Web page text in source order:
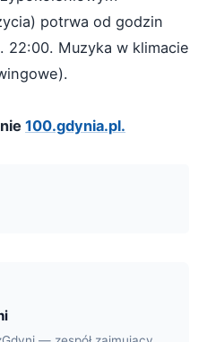
potrwa od godzin
22:00. Muzyka w klimacie
100.gdynia.pl.